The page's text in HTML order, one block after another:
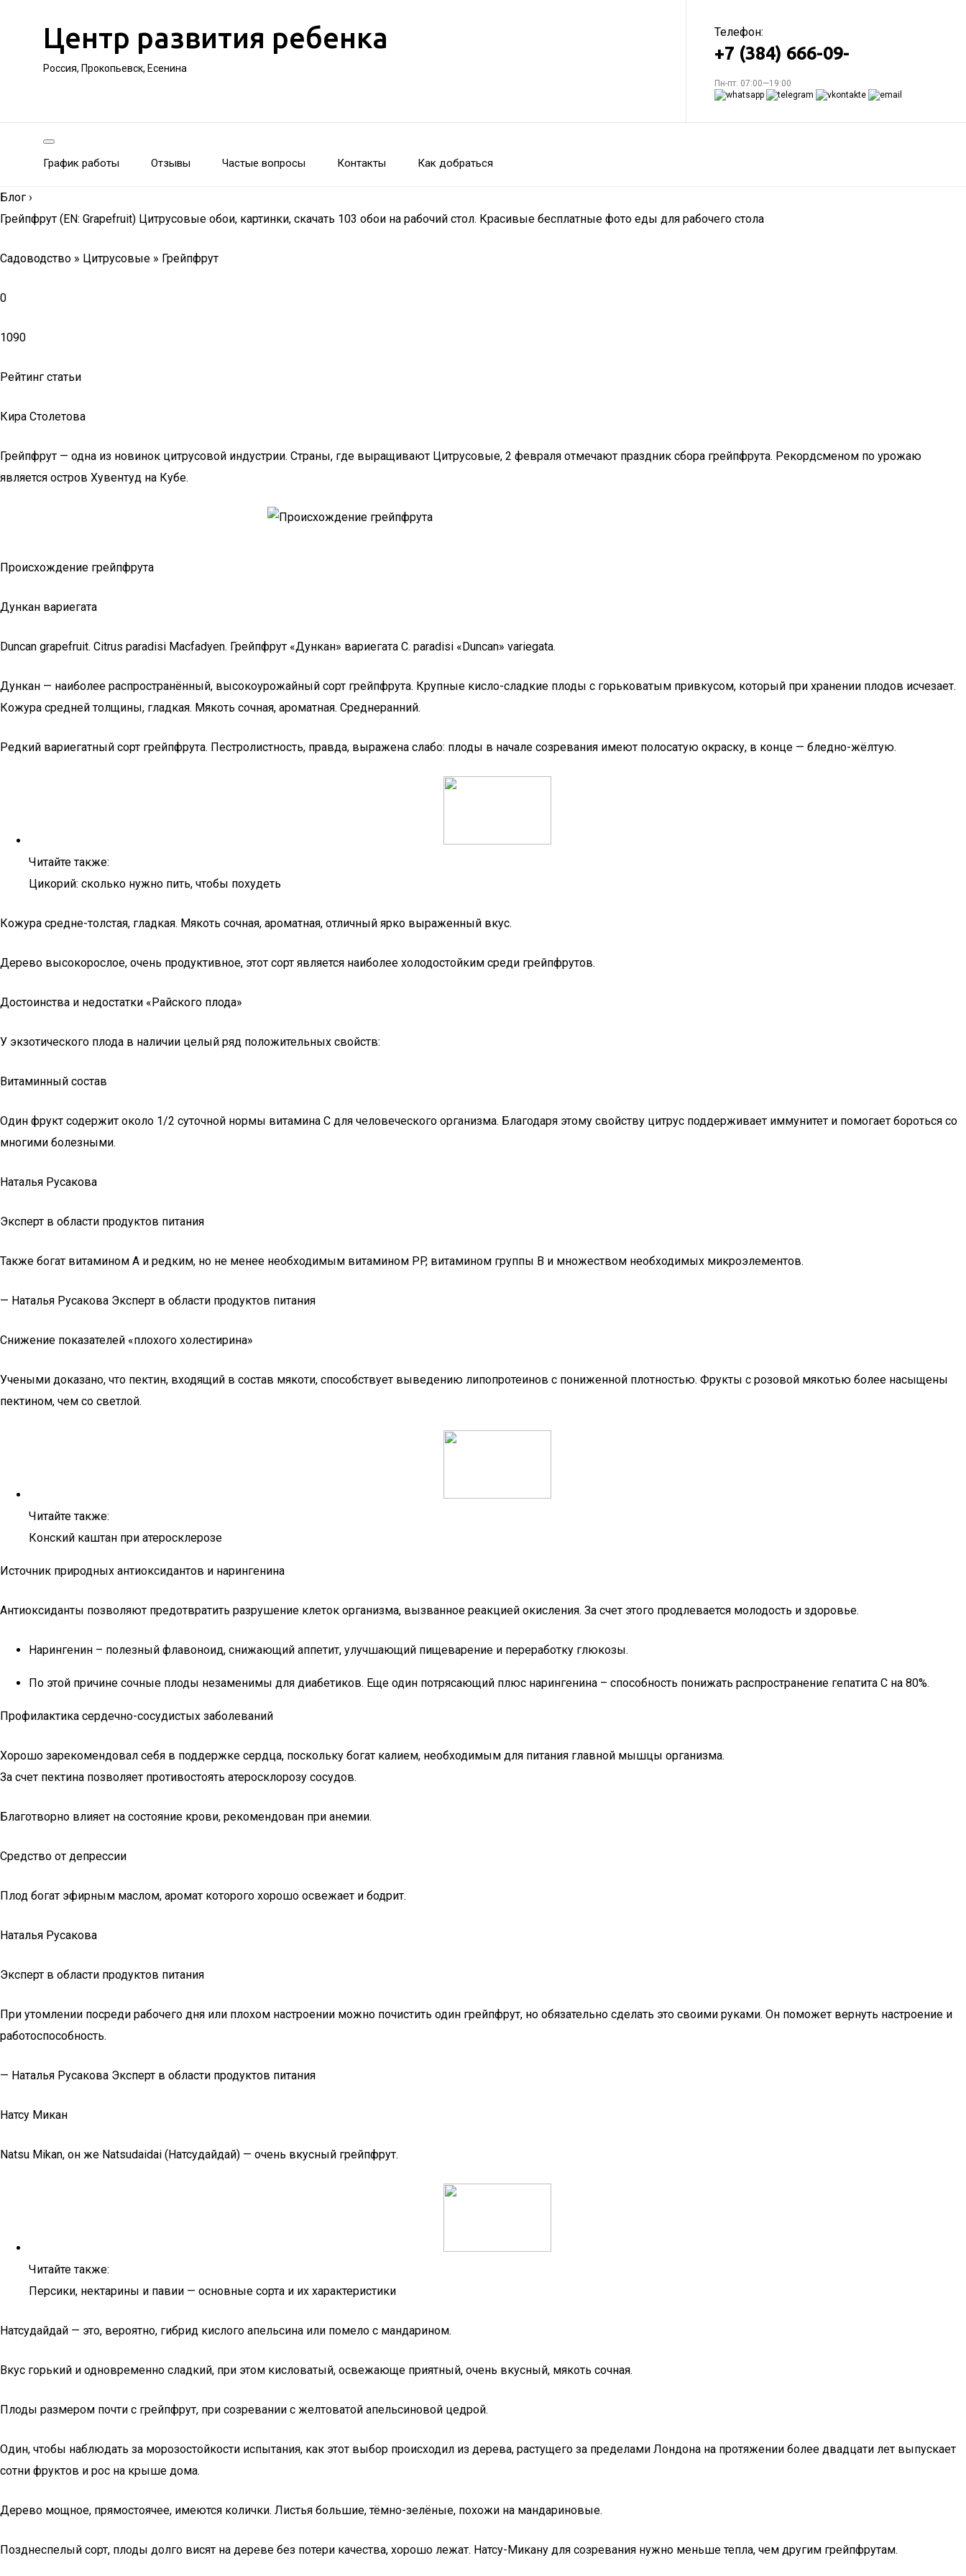
Центр развития ребенка
Россия, Прокопьевск, Есенина
Телефон:
+7 (384) 666-09-
Пн-пт: 07:00—19:00
График работы Отзывы Частые вопросы Контакты Как добраться
Блог ›
Грейпфрут (EN: Grapefruit) Цитрусовые обои, картинки, скачать 103 обои на рабочий стол. Красивые бесплатные фото еды для рабочего стола
Садоводство » Цитрусовые » Грейпфрут
0
1090
Рейтинг статьи
Кира Столетова
Грейпфрут — одна из новинок цитрусовой индустрии. Страны, где выращивают Цитрусовые, 2 февраля отмечают праздник сбора грейпфрута. Рекордсменом по урожаю
является остров Хувентуд на Кубе.
Происхождение грейпфрута
Дункан вариегата
Duncan grapefruit. Citrus paradisi Macfadyen. Грейпфрут «Дункан» вариегата C. paradisi «Duncan» variegata.
Дункан — наиболее распространённый, высокоурожайный сорт грейпфрута. Крупные кисло-сладкие плоды с горьковатым привкусом, который при хранении плодов исчезает.
Кожура средней толщины, гладкая. Мякоть сочная, ароматная. Среднеранний.
Редкий вариегатный сорт грейпфрута. Пестролистность, правда, выражена слабо: плоды в начале созревания имеют полосатую окраску, в конце — бледно-жёлтую.
Читайте также:
Цикорий: сколько нужно пить, чтобы похудеть
Кожура средне-толстая, гладкая. Мякоть сочная, ароматная, отличный ярко выраженный вкус.
Дерево высокорослое, очень продуктивное, этот сорт является наиболее холодостойким среди грейпфрутов.
Достоинства и недостатки «Райского плода»
У экзотического плода в наличии целый ряд положительных свойств:
Витаминный состав
Один фрукт содержит около 1/2 суточной нормы витамина С для человеческого организма. Благодаря этому свойству цитрус поддерживает иммунитет и помогает бороться со
многими болезными.
Наталья Русакова
Эксперт в области продуктов питания
Также богат витамином А и редким, но не менее необходимым витамином РP, витамином группы В и множеством необходимых микроэлементов.
— Наталья Русакова Эксперт в области продуктов питания
Снижение показателей «плохого холестирина»
Учеными доказано, что пектин, входящий в состав мякоти, способствует выведению липопротеинов с пониженной плотностью. Фрукты с розовой мякотью более насыщены
пектином, чем со светлой.
Читайте также:
Конский каштан при атеросклерозе
Источник природных антиоксидантов и нарингенина
Антиоксиданты позволяют предотвратить разрушение клеток организма, вызванное реакцией окисления. За счет этого продлевается молодость и здоровье.
Нарингенин – полезный флавоноид, снижающий аппетит, улучшающий пищеварение и переработку глюкозы.
По этой причине сочные плоды незаменимы для диабетиков. Еще один потрясающий плюс нарингенина – способность понижать распространение гепатита С на 80%.
Профилактика сердечно-сосудистых заболеваний
Хорошо зарекомендовал себя в поддержке сердца, поскольку богат калием, необходимым для питания главной мышцы организма.
За счет пектина позволяет противостоять атеросклорозу сосудов.
Благотворно влияет на состояние крови, рекомендован при анемии.
Средство от депрессии
Плод богат эфирным маслом, аромат которого хорошо освежает и бодрит.
Наталья Русакова
Эксперт в области продуктов питания
При утомлении посреди рабочего дня или плохом настроении можно почистить один грейпфрут, но обязательно сделать это своими руками. Он поможет вернуть настроение и
работоспособность.
— Наталья Русакова Эксперт в области продуктов питания
Натсу Микан
Natsu Mikan, он же Natsudaidai (Натсудайдай) — очень вкусный грейпфрут.
Читайте также:
Персики, нектарины и павии — основные сорта и их характеристики
Натсудайдай — это, вероятно, гибрид кислого апельсина или помело с мандарином.
Вкус горький и одновременно сладкий, при этом кисловатый, освежающе приятный, очень вкусный, мякоть сочная.
Плоды размером почти с грейпфрут, при созревании с желтоватой апельсиновой цедрой.
Один, чтобы наблюдать за морозостойкости испытания, как этот выбор происходил из дерева, растущего за пределами Лондона на протяжении более двадцати лет выпускает
сотни фруктов и рос на крыше дома.
Дерево мощное, прямостоячее, имеются колички. Листья большие, тёмно-зелёные, похожи на мандариновые.
Позднеспелый сорт, плоды долго висят на дереве без потери качества, хорошо лежат. Натсу-Микану для созревания нужно меньше тепла, чем другим грейпфрутам.